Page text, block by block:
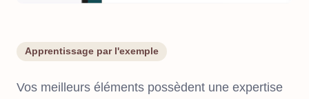
Apprentissage par l'exemple
Vos meilleurs éléments possèdent une expertise